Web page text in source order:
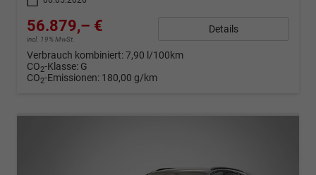
56.879,– €
incl. 19% MwSt.
Details
Verbrauch kombiniert:7,90 l/100km
CO2-Klasse: G
CO2-Emissionen: 180,00 g/km